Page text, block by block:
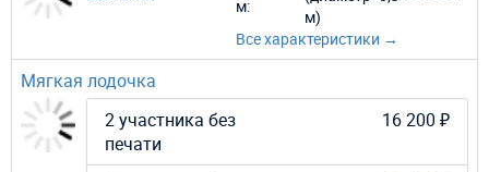
м:
м)
Все характеристики →
Мягкая лодочка
2 участника без
печати
16 200 ₽